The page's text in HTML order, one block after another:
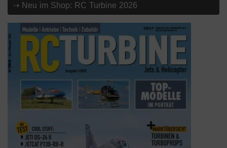
⇢ Neu im Shop: RC Turbine 2026